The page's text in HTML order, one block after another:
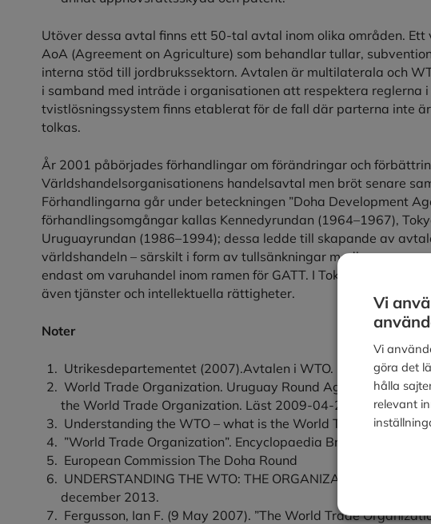
Utöver dessa avtal finns ett 50-tal avtal inom olika områden.
AoA (Agreement on Agriculture) som behandlar tullar,
interna stöd till jordbrukssektorn. Avtalen är multilaterala och
i samband med inträde i organisationen att respektera reglerna
tvistlösningssystem finns etablerat för de fall där parterna inte
tolkas.
År 2001 påbörjades förhandlingar om förändringar och
Världshandelsorganisationens handelsavtal men bröt senare
Förhandlingarna går under beteckningen ”Doha Development
förhandlingsomgångar kallas Kennedyrundan (1964–1967),
Uruguayrundan (1986–1994); dessa ledde till skapande av
världshandeln – särskilt i form av tullsänkningar medlemmarna
endast om varuhandel inom ramen för GATT. I Tokyo- respektive
även tjänster och intellektuella rättigheter.
Noter
Utrikesdepartementet (2007).Avtalen i WTO. Läst 2009-04-
World Trade Organization. Uruguay Round Agreement :
the World Trade Organization. Läst 2009-04-28.
Understanding the WTO – what is the World Trade
”World Trade Organization”. Encyclopaedia Britannica.
European Commission The Doha Round
UNDERSTANDING THE WTO: THE ORGANIZATION
december 2013.
Fergusson, Ian F. (9 May 2007). ”The World Trade
Vi
Vi
göra det
hålla
relevant